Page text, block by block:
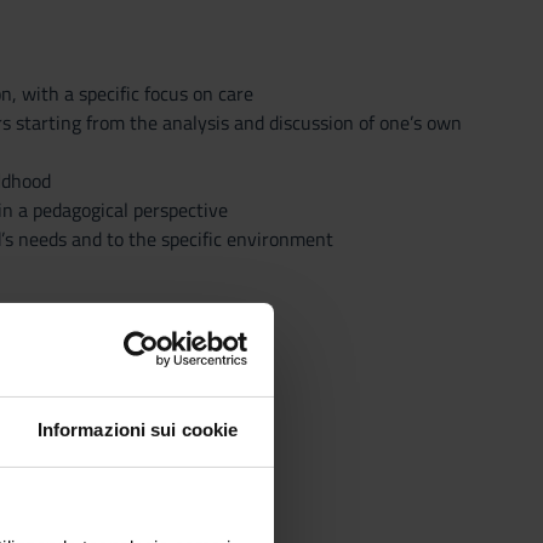
Informazioni sui cookie
with a specific focus on care
from the analysis and discussion of one’s own
a pedagogical perspective
needs and to the specific environment